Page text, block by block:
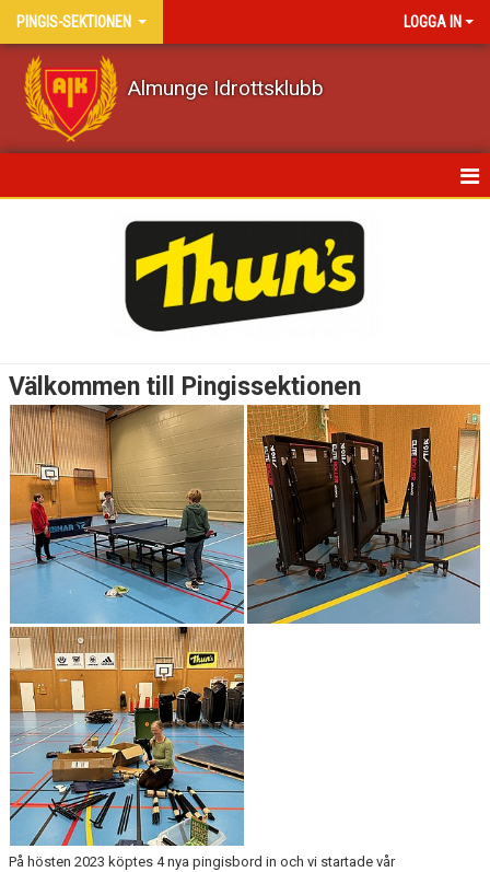
PINGIS-SEKTIONEN LOGGA IN
Almunge Idrottsklubb
BILDGALLERI
DOKUMENT
KONTAKT
Välkommen till Pingissektionen
På hösten 2023 köptes 4 nya pingisbord in och vi startade vår